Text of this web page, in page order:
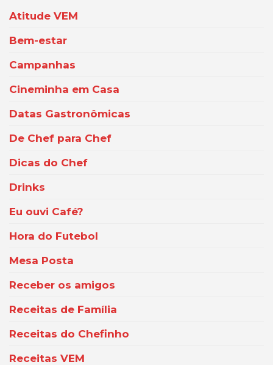
Atitude VEM
Bem-estar
Campanhas
Cineminha em Casa
Datas Gastronômicas
De Chef para Chef
Dicas do Chef
Drinks
Eu ouvi Café?
Hora do Futebol
Mesa Posta
Receber os amigos
Receitas de Família
Receitas do Chefinho
Receitas VEM